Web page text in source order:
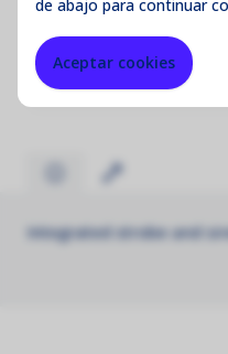
de abajo para continuar
Aceptar cookies
Código de producto:
Merk:
Integrated strobe and